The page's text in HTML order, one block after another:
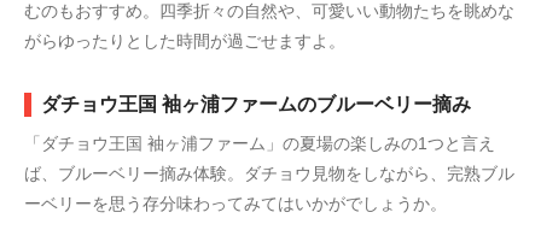
むのもおすすめ。四季折々の自然や、可愛いい動物たちを眺めな
がらゆったりとした時間が過ごせますよ。
ダチョウ王国 袖ヶ浦ファームのブルーベリー摘み
「ダチョウ王国 袖ヶ浦ファーム」の夏場の楽しみの1つと言え
ば、ブルーベリー摘み体験。ダチョウ見物をしながら、完熟ブル
ーベリーを思う存分味わってみてはいかがでしょうか。